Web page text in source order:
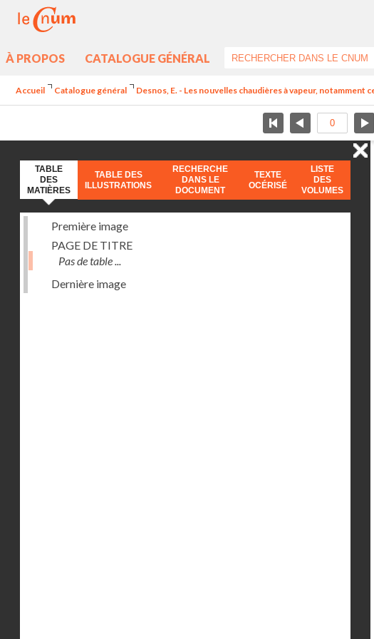
À PROPOS CATALOGUE GÉNÉRAL
Accueil Catalogue général Desnos, E. - Les nouvelles chaudières à vapeur, notamment
TABLE
DES
MATIÈRES
TABLE DES
ILLUSTRATIONS
RECHERCHE
DANS LE
DOCUMENT
TEXTE
OCÉRISÉ
LISTE
DES
VOLUMES
Première image
PAGE DE TITRE
Pas de table ...
Dernière image